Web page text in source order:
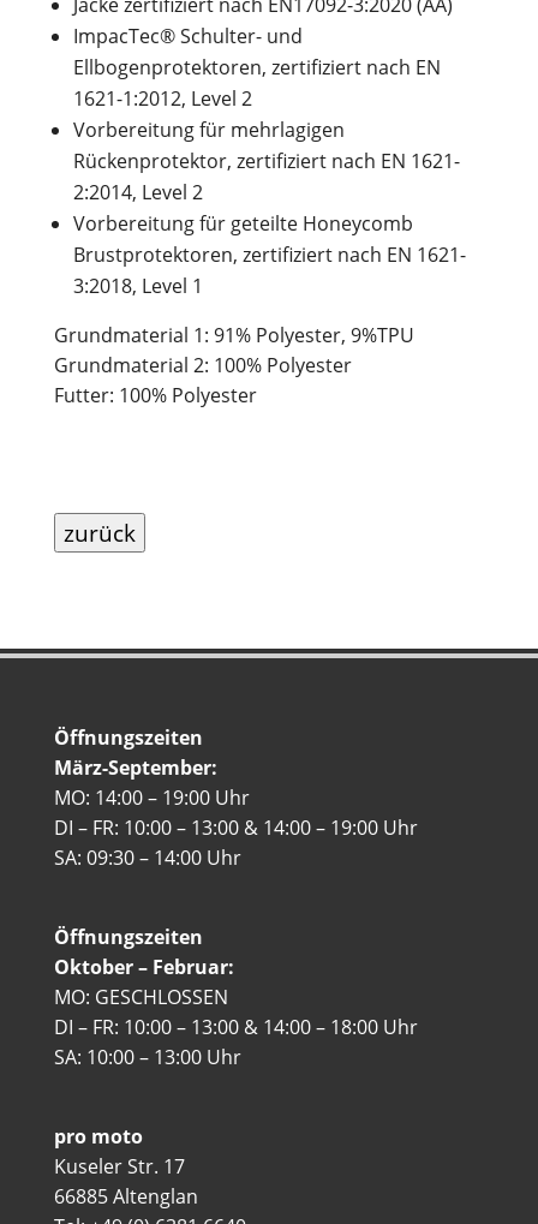
ImpacTec® Schulter- und
Ellbogenprotektoren, zertifiziert nach EN
1621-1:2012, Level 2
Vorbereitung für mehrlagigen
Rückenprotektor, zertifiziert nach EN 1621-
2:2014, Level 2
Vorbereitung für geteilte Honeycomb
Brustprotektoren, zertifiziert nach EN 1621-
3:2018, Level 1
Grundmaterial 1: 91% Polyester, 9%TPU
Grundmaterial 2: 100% Polyester
Futter: 100% Polyester
zurück
Öffnungszeiten
März-September:
MO: 14:00 – 19:00 Uhr
DI – FR: 10:00 – 13:00 & 14:00 – 19:00 Uhr
SA: 09:30 – 14:00 Uhr
Öffnungszeiten
Oktober – Februar:
MO: GESCHLOSSEN
DI – FR: 10:00 – 13:00 & 14:00 – 18:00 Uhr
SA: 10:00 – 13:00 Uhr
pro moto
Kuseler Str. 17
66885 Altenglan